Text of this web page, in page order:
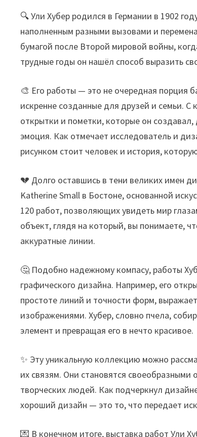
🔍 Ули Хубер родился в Германии в 1902
наполненным разными вызовами и
бумагой после Второй мировой войны,
трудные годы он нашёл способ выразить
🎨 Его работы — это не очередная порция
искренне созданные для друзей и семьи.
открытки и пометки, которые он
эмоция. Как отмечает исследователь и
рисунком стоит человек и история,
💔 Долго оставшись в тени великих имен
Katherine Small в Бостоне, основанной
120 работ, позволяющих увидеть мир
объект, глядя на который, вы понимаете,
аккуратные линии.
🤔 Подобно надежному компасу, работы
графического дизайна. Например, его
простоте линий и точности форм,
изображениями. Хубер, словно пчела,
элемент и превращая его в нечто красивое.
✨ Эту уникальную коллекцию можно
их связям. Они становятся
творческих людей. Как подчеркнул
хороший дизайн — это то, что передает
💌 В конечном итоге, выставка работ Ули